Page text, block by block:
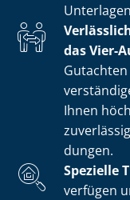
das Vier-
Ihnen
dun­gen.
Spezielle
verfügen